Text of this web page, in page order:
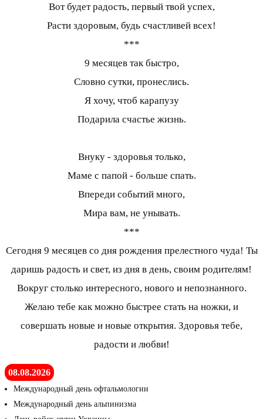
Вот будет радость, первый твой успех,
Расти здоровым, будь счастливей всех!
***
9 месяцев так быстро,
Словно сутки, пронеслись.
Я хочу, чтоб карапузу
Подарила счастье жизнь.
Внуку - здоровья только,
Маме с папой - больше спать.
Впереди событий много,
Мира вам, не унывать.
***
Сегодня 9 месяцев со дня рождения прелестного чуда! Ты
даришь радость и свет, из дня в день, своим родителям!
Вокруг столько интересного, нового и непознанного.
Желаю тебе как можно быстрее стать на ножки, и
совершать новые и новые открытия. Здоровья тебе,
радости и любви!
08.08.2026
Международный день офтальмологии
Международный день альпинизма